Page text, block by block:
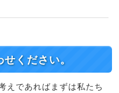
ください。
えであればまずは私たち